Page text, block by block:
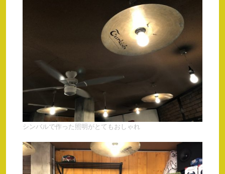
シンバルで作った照明がとてもおしゃれ